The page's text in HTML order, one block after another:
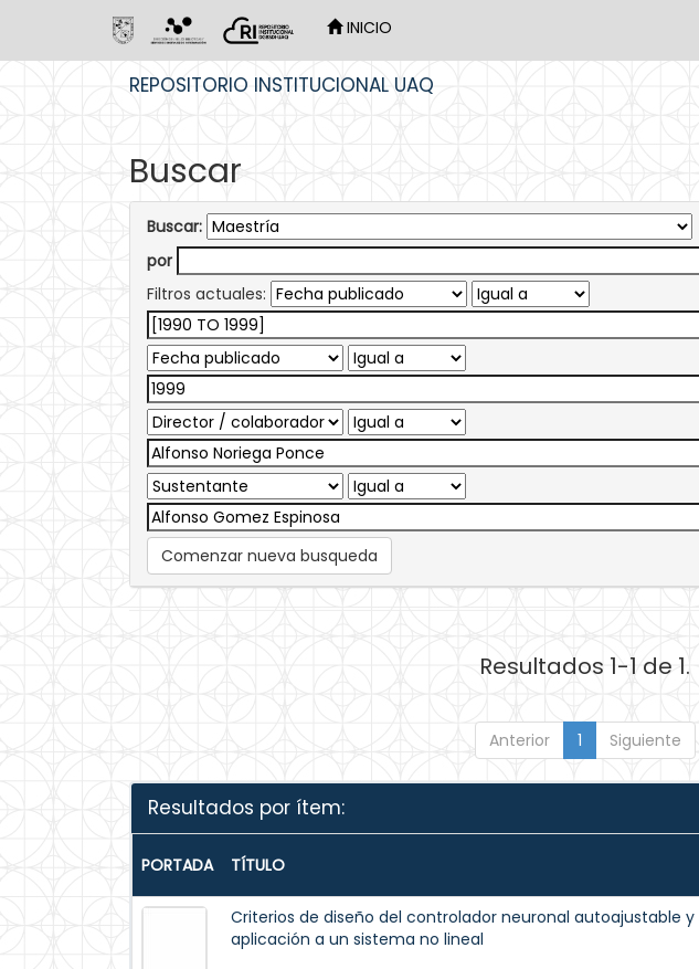
INICIO
REPOSITORIO INSTITUCIONAL UAQ
Buscar
Buscar:
por
Filtros actuales:
Comenzar nueva busqueda
Resultados 1-1 de 1.
Anterior 1 Siguiente
Resultados por ítem:
PORTADA TÍTULO
Criterios de diseño del controlador neuronal autoajustable y
aplicación a un sistema no lineal